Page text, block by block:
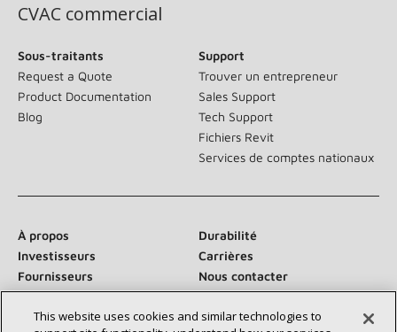
CVAC commercial
Sous-traitants
Request a Quote
Product Documentation
Blog
Support
Trouver un entrepreneur
Sales Support
Tech Support
Fichiers Revit
Services de comptes nationaux
À propos
Durabilité
Investisseurs
Carrières
Fournisseurs
Nous contacter
Salle de presse
This website uses cookies and similar technologies to